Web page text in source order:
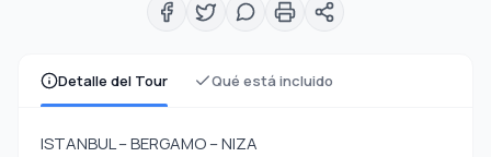
Detalle del Tour Qué está incluido
ISTANBUL – BERGAMO – NIZA